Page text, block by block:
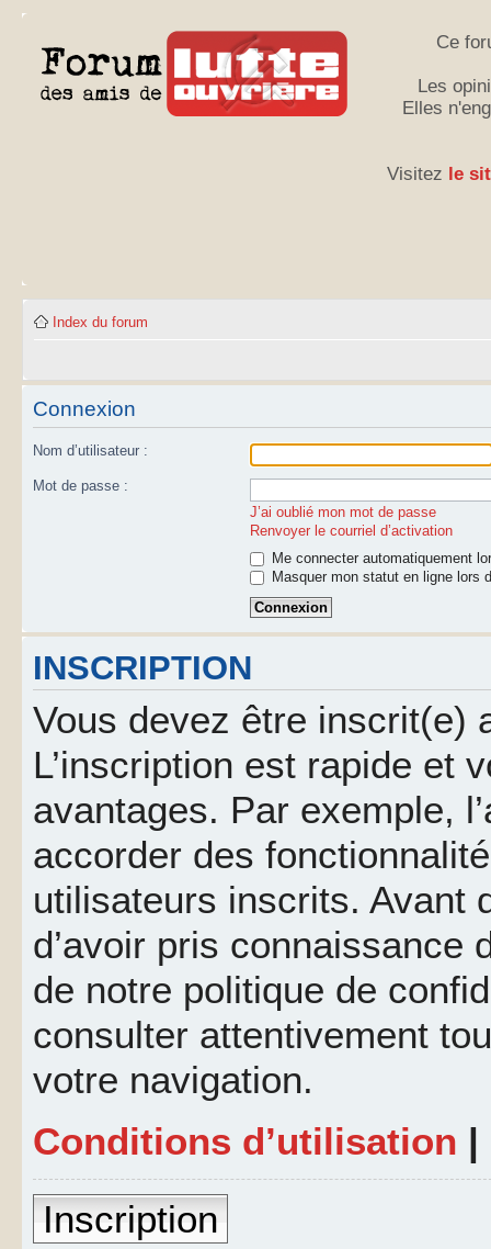
Ce
Les
Elles
Visitez le
Index du forum
Connexion
Nom d’utilisateur :
Mot de passe :
J’ai oublié mon mot de passe
Renvoyer le courriel d’activation
Me connecter automatiquement
Masquer mon statut en ligne lors
INSCRIPTION
Vous devez être inscrit(e)
L’inscription est rapide et
avantages. Par exemple,
accorder des
utilisateurs inscrits. Avant
d’avoir pris connaissance
de notre politique de
consulter attentivement
votre navigation.
Conditions d’utilisation |
Inscription